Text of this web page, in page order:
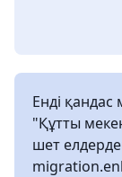
Енді қандас
"Құтты
шет